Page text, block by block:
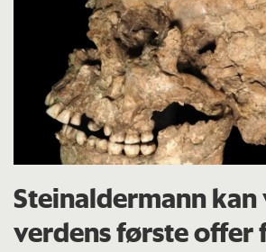
Steinaldermann
verdens første offer